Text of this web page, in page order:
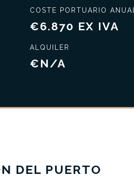
COSTE PORTUARIO ANUAL
€6.870 EX IVA
ALQUILER
€N/A
DEL PUERTO
Servicio exclusivo